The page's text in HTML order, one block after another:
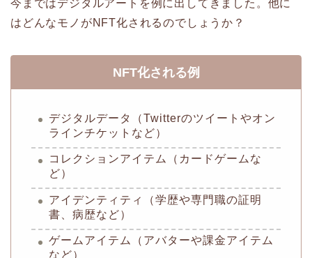
今まではデジタルアートを例に出してきました。他に
はどんなモノがNFT化されるのでしょうか？
NFT化される例
デジタルデータ（Twitterのツイートやオン
ラインチケットなど）
コレクションアイテム（カードゲームな
ど）
アイデンティティ（学歴や専門職の証明
書、病歴など）
ゲームアイテム（アバターや課金アイテム
など）